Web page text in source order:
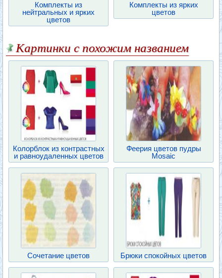
Комплекты из
нейтральных и ярких
цветов
Комплекты из ярких
цветов
Картинки с похожим названием
Колорблок из контрастных
и равноудаленных цветов
Феерия цветов пудры
Mosaic
Сочетание цветов Брюки спокойных цветов